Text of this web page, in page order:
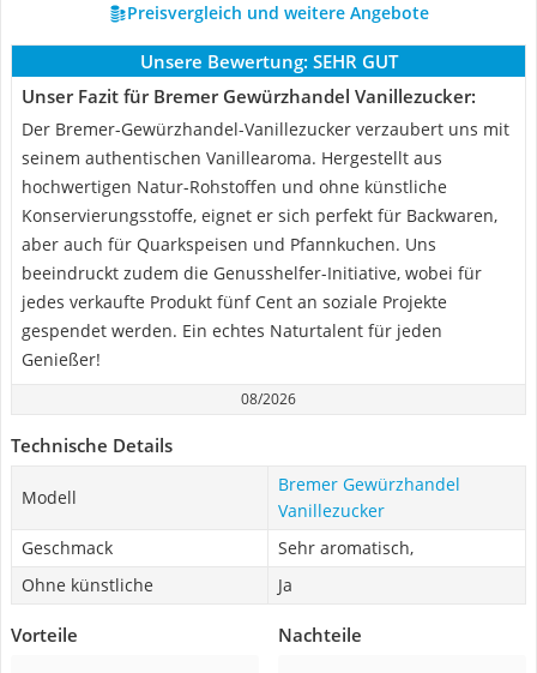
Preisvergleich und weitere Angebote
Unsere Bewertung: SEHR GUT
Unser Fazit für Bremer Gewürzhandel Vanillezucker:
Der Bremer-Gewürzhandel-Vanillezucker verzaubert uns mit
seinem authentischen Vanillearoma. Hergestellt aus
hochwertigen Natur-Rohstoffen und ohne künstliche
Konservierungsstoffe, eignet er sich perfekt für Backwaren,
aber auch für Quarkspeisen und Pfannkuchen. Uns
beeindruckt zudem die Genusshelfer-Initiative, wobei für
jedes verkaufte Produkt fünf Cent an soziale Projekte
gespendet werden. Ein echtes Naturtalent für jeden
Genießer!
08/2026
Technische Details
Modell
Bremer Gewürzhandel
Vanillezucker
Geschmack
Sehr aromatisch,
Ohne künstliche
Ja
Vorteile Nachteile